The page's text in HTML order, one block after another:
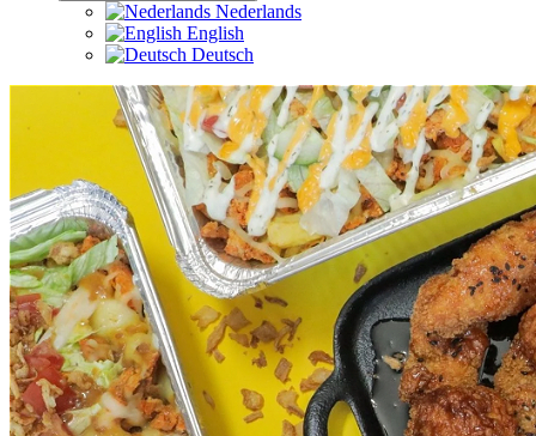
Nederlands
English
Deutsch